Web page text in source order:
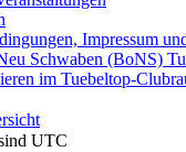
Impressum
Schwaben (BoNS)
im Tuebeltop-
UTC